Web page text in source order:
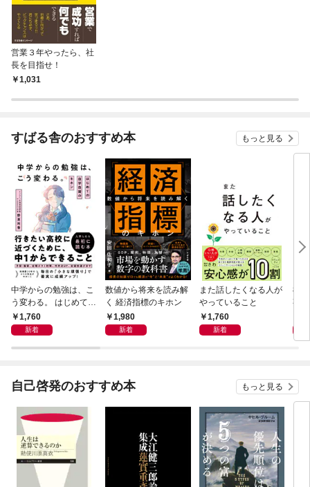
営業３年やったら、社
長を目指せ！
1,031
すばる舎のおすすめ本 もっと見る
中学からの勉強は、こ
う変わる。 はじめての
自学自習のキホン
1,760
新着
数値から将来を読み解
く 経済指標のキホン
1,980
新着
また話したくなる人が
やっていること
1,760
新着
83
事
自己啓発のおすすめ本 もっと見る